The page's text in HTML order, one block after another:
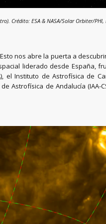
Crédito: ESA & NASA/Solar Orbiter/PHI,
nos abre la puerta a
liderado desde España,
el Instituto de Astrofísica de
Astrofísica de Andalucía (IAA-